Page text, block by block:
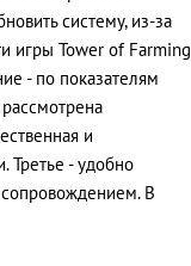
систему, из-за
игры Tower of Farming
- по показателям
и
Третье - удобно
В